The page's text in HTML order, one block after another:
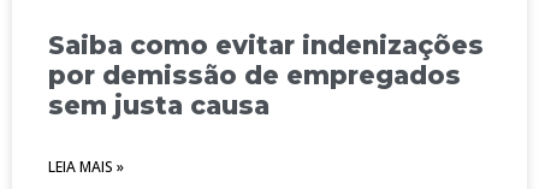
Saiba como evitar indenizações
por demissão de empregados
sem justa causa
LEIA MAIS »